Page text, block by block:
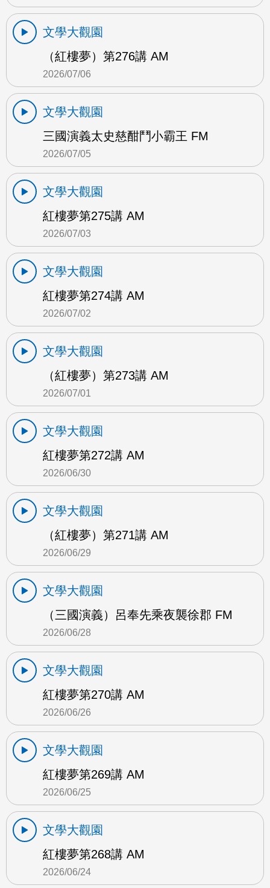
文學大觀園
（紅樓夢）第276講 AM
2026/07/06
文學大觀園
三國演義太史慈酣鬥小霸王 FM
2026/07/05
文學大觀園
紅樓夢第275講 AM
2026/07/03
文學大觀園
紅樓夢第274講 AM
2026/07/02
文學大觀園
（紅樓夢）第273講 AM
2026/07/01
文學大觀園
紅樓夢第272講 AM
2026/06/30
文學大觀園
（紅樓夢）第271講 AM
2026/06/29
文學大觀園
（三國演義）呂奉先乘夜襲徐郡 FM
2026/06/28
文學大觀園
紅樓夢第270講 AM
2026/06/26
文學大觀園
紅樓夢第269講 AM
2026/06/25
文學大觀園
紅樓夢第268講 AM
2026/06/24